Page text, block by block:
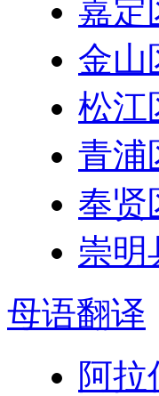
嘉定
金山
松江
青浦
奉贤
崇明
母语翻译
阿拉